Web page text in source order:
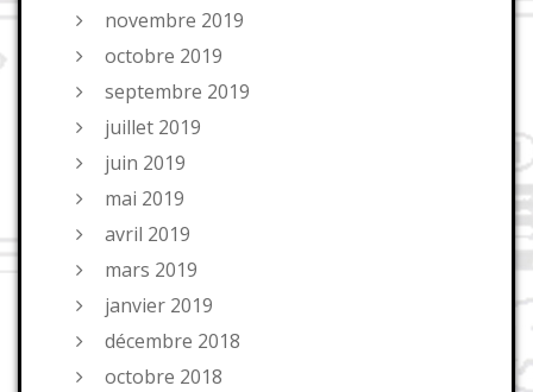
novembre 2019
octobre 2019
septembre 2019
juillet 2019
juin 2019
mai 2019
avril 2019
mars 2019
janvier 2019
décembre 2018
octobre 2018